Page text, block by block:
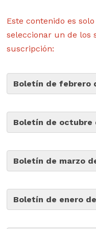
Este contenido es
seleccionar un de los
suscripción:
Boletín de febrero
Boletín de octubre
Boletín de marzo
Boletín de enero de